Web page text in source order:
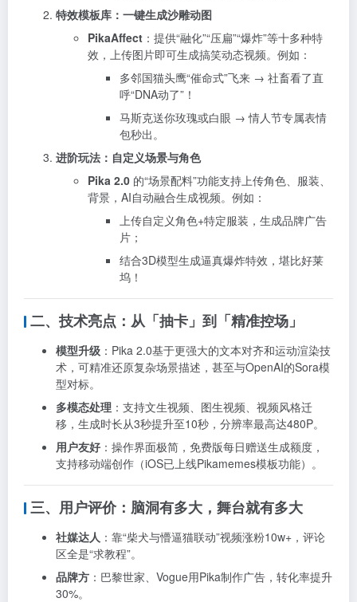
特效模板库：一键生成沙雕动图
PikaAffect ：提供“融化”“压扁”“爆炸”等十多种特
效，上传图片即可生成搞笑动态视频。例如：
多邻国猫头鹰“催命式”飞来 → 社畜看了直
呼“DNA动了”！
马斯克送你玫瑰或白眼 → 情人节专属表情
包秒出。
进阶玩法：自定义场景与角色
Pika 2.0 的“场景配料”功能支持上传角色、服装、
背景，AI自动融合生成视频。例如：
上传自定义角色+特定服装，生成品牌广告
片；
结合3D模型生成逼真爆炸特效，堪比好莱
坞！
二、技术亮点：从「抽卡」到「精准控场」
模型升级 ：Pika 2.0基于更强大的文本对齐和运动渲染技
术，可精准还原复杂场景描述，甚至与OpenAI的Sora模
型对标。
多模态处理 ：支持文生视频、图生视频、视频风格迁
移，生成时长从3秒提升至10秒，分辨率最高达480P。
用户友好 ：操作界面极简，免费版每日赠送生成额度，
支持移动端创作（iOS已上线Pikamemes模板功能）。
三、用户评价：脑洞有多大，舞台就有多大
社媒达人 ：靠“柴犬与懵逼猫联动”视频涨粉10w+，评论
区全是“求教程”。
品牌方 ：巴黎世家、Vogue用Pika制作广告，转化率提升
30%。